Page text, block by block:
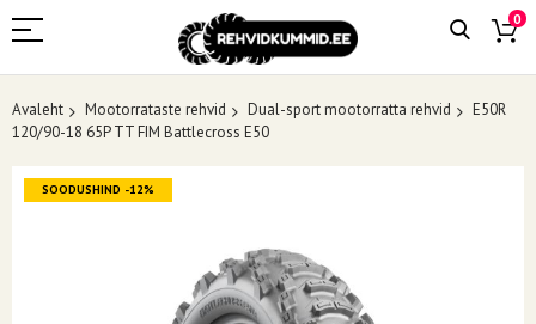
0
Avaleht Mootorrataste rehvid Dual-sport mootorratta rehvid
E50R
120/90-18 65P TT FIM Battlecross E50
Skip
SOODUSHIND -12%